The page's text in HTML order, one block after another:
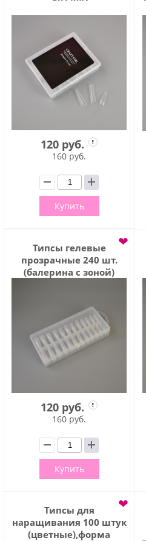
120 руб.
160 руб.
Купить
Типсы гелевые
прозрачные 240 шт.
(балерина с зоной)
❤
120 руб.
160 руб.
Купить
Типсы для
наращивания 100 штук
(цветные),форма
❤